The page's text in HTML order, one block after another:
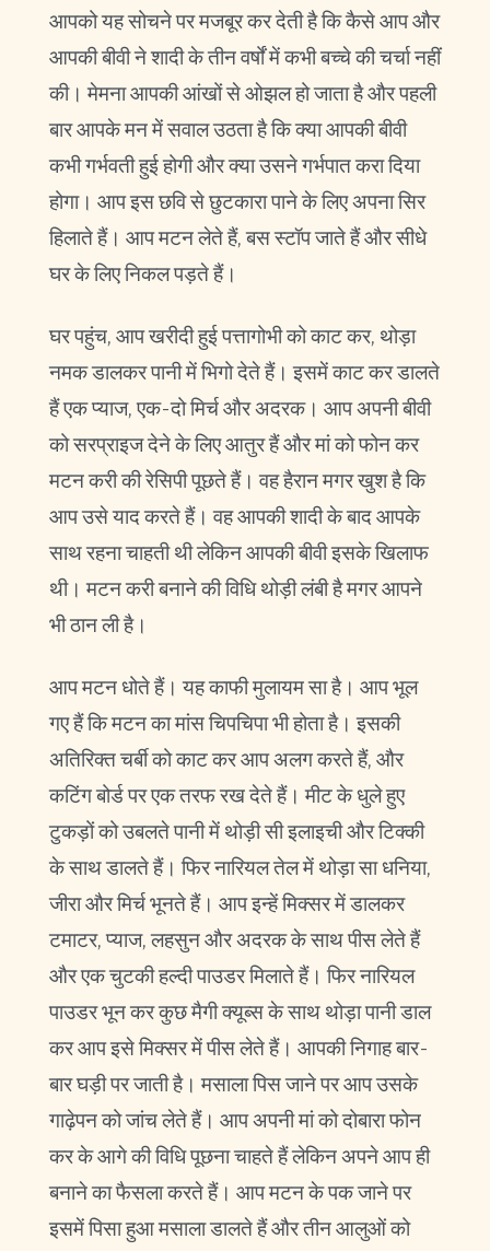
आपको यह सोचने पर मजबूर कर देती है कि कैसे आप और
आपकी बीवी ने शादी के तीन वर्षों में कभी बच्चे की चर्चा नहीं
की। मेमना आपकी आंखों से ओझल हो जाता है और पहली
बार आपके मन में सवाल उठता है कि क्या आपकी बीवी
कभी गर्भवती हुई होगी और क्या उसने गर्भपात करा दिया
होगा। आप इस छवि से छुटकारा पाने के लिए अपना सिर
हिलाते हैं। आप मटन लेते हैं, बस स्टॉप जाते हैं और सीधे
घर के लिए निकल पड़ते हैं।
घर पहुंच, आप खरीदी हुई पत्तागोभी को काट कर, थोड़ा
नमक डालकर पानी में भिगो देते हैं। इसमें काट कर डालते
हैं एक प्याज, एक-दो मिर्च और अदरक। आप अपनी बीवी
को सरप्राइज देने के लिए आतुर हैं और मां को फोन कर
मटन करी की रेसिपी पूछते हैं। वह हैरान मगर खुश है कि
आप उसे याद करते हैं। वह आपकी शादी के बाद आपके
साथ रहना चाहती थी लेकिन आपकी बीवी इसके खिलाफ
थी। मटन करी बनाने की विधि थोड़ी लंबी है मगर आपने
भी ठान ली है।
आप मटन धोते हैं। यह काफी मुलायम सा है। आप भूल
गए हैं कि मटन का मांस चिपचिपा भी होता है। इसकी
अतिरिक्त चर्बी को काट कर आप अलग करते हैं, और
कटिंग बोर्ड पर एक तरफ रख देते हैं। मीट के धुले हुए
टुकड़ों को उबलते पानी में थोड़ी सी इलाइची और टिक्की
के साथ डालते हैं। फिर नारियल तेल में थोड़ा सा धनिया,
जीरा और मिर्च भूनते हैं। आप इन्हें मिक्सर में डालकर
टमाटर, प्याज, लहसुन और अदरक के साथ पीस लेते हैं
और एक चुटकी हल्दी पाउडर मिलाते हैं। फिर नारियल
पाउडर भून कर कुछ मैगी क्यूब्स के साथ थोड़ा पानी डाल
कर आप इसे मिक्सर में पीस लेते हैं। आपकी निगाह बार-
बार घड़ी पर जाती है। मसाला पिस जाने पर आप उसके
गाढ़ेपन को जांच लेते हैं। आप अपनी मां को दोबारा फोन
कर के आगे की विधि पूछना चाहते हैं लेकिन अपने आप ही
बनाने का फैसला करते हैं। आप मटन के पक जाने पर
इसमें पिसा हुआ मसाला डालते हैं और तीन आलुओं को